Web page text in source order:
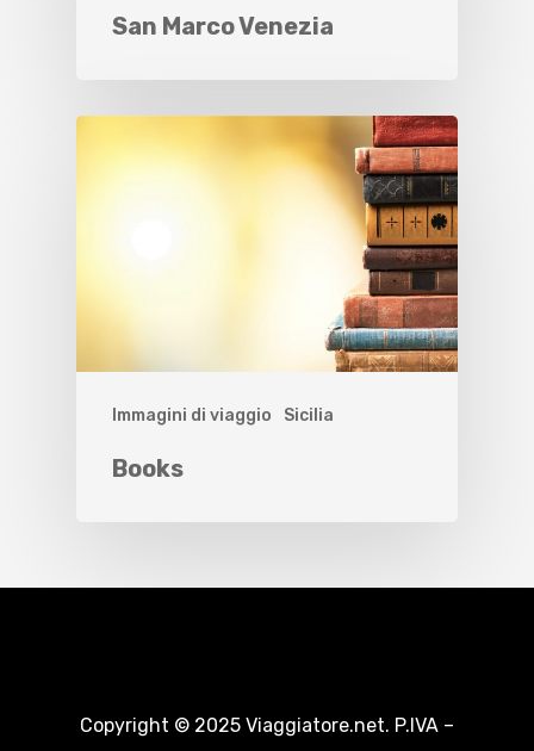
San Marco Venezia
Immagini di viaggio Sicilia
Books
Copyright © 2025 Viaggiatore.net. P.IVA –